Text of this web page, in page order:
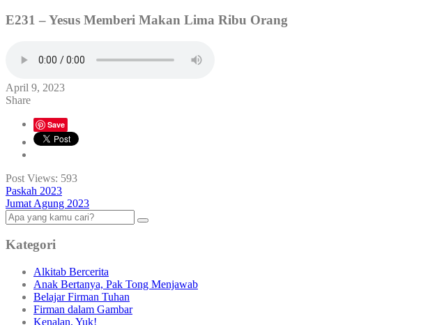
E231 – Yesus Memberi Makan Lima Ribu Orang
April 9, 2023
Share
Save
Post Views: 593
Paskah 2023
Jumat Agung 2023
Kategori
Alkitab Bercerita
Anak Bertanya, Pak Tong Menjawab
Belajar Firman Tuhan
Firman dalam Gambar
Kenalan, Yuk!